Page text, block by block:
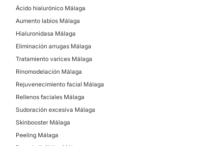
Vitíligo
Microinjertos
Mesoterapia capilar
CIRUGÍA ESTÉTICA
Ácido hialurónico Málaga
Aumento labios Málaga
Hialuronidasa Málaga
Eliminación arrugas Málaga
Tratamiento varices Málaga
Rinomodelación Málaga
Rejuvenecimiento facial Málaga
Rellenos faciales Málaga
Sudoración excesiva Málaga
Skinbooster Málaga
Peeling Málaga